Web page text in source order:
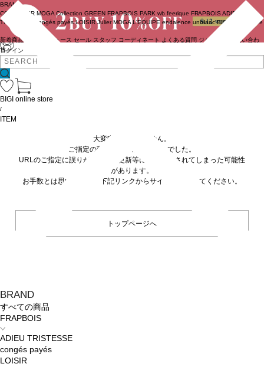
ログイン
BRAND
COUTURIER MOGA Collection GREEN FRAPBOIS PARK wb feerique FRAPBOIS ADIEU
TRISTESSE
congés payés LOISIR Julier MOGA L'EQUIPE endalence unbilanc BIGI online store
新着商品 ニュース セール スタッフ コーディネート よくある質問 ジャーナル
お問い合わ
せ
BRAND
すべての商品
FRAPBOIS
ADIEU TRISTESSE
congés payés
LOISIR
BIGI online store
/
ITEM
大変申し訳ありません。
ご指定の商品が見つかりませんでした。
URLのご指定に誤りがあるか、更新等に伴い削除されてしまった可能性
があります。
お手数とは思いますが、下記リンクからサイトへ移動してください。
トップページへ